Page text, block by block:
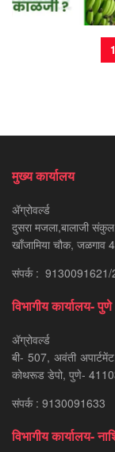
1
मुख्य कार्यालय
ॲग्रोवर्ल्ड
दुसरा मजला,बालाजी
खाँजामिया चौक, जळगाव
संपर्क :
विभागीय कार्यालय- पुणे
ॲग्रोवर्ल्ड
बी- 507, अवंती
कोथरूड डेपो, पुणे-
संपर्क : 9130091633
विभागीय कार्यालय-